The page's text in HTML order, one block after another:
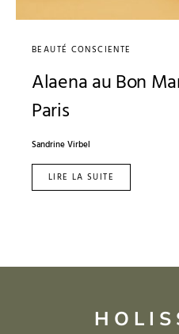
BEAUTÉ CONSCIENTE
Alaena au Bon
Paris
Sandrine Virbel
LIRE LA SUITE